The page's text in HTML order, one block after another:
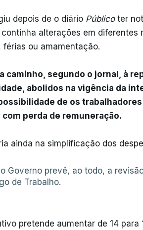
depois de o diário Público ter
alterações em
férias ou amamentação.
caminho, segundo o jornal, à
abolidos na vigência da
de os
perda de remuneração.
ainda na simplificação dos
Governo prevê, ao todo, a
de Trabalho.
pretende aumentar de 14